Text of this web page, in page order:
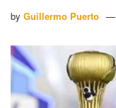
by Guillermo Puerto